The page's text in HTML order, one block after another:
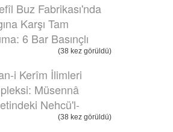
Buz Fabrikası'nda
Karşı Tam
6 Bar Basınçlı
(38 kez görüldü)
i Kerîm İlimleri
Müsennâ
Nehcü'l-
(38 kez görüldü)